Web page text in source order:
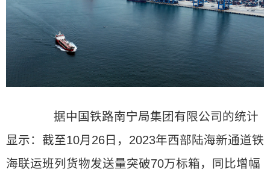
据中国铁路南宁局集团有限公司的统计
显示：截至10月26日，2023年西部陆海新通道铁
海联运班列货物发送量突破70万标箱，同比增幅